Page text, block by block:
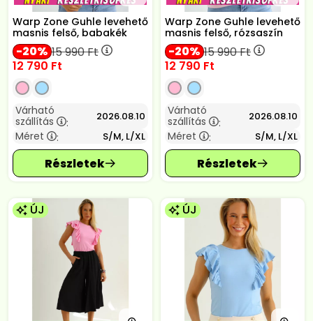
Warp Zone Guhle levehető
masnis felső, babakék
20 15 990Ft
12 790 Ft
Várható
szállítás
: 2026.08.10
Méret : S/M, L/XL
Warp Zone Guhle levehető
masnis felső, rózsaszín
20 15 990Ft
12 790 Ft
Várható
szállítás
: 2026.08.10
Méret : S/M, L/XL
ÚJ ÚJ